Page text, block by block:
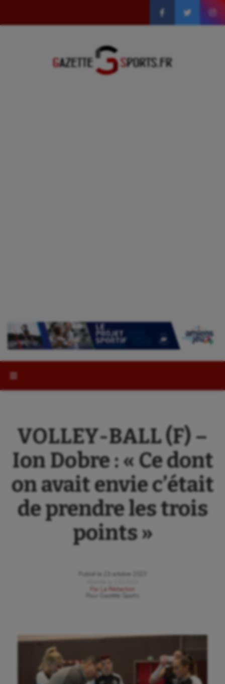
VOLLEY-BALL (F) –
Ion Dobre : « Ce dont
on avait envie c’était
de prendre les trois
points »
Publié le
23 octobre 2023
Par
La Rédaction
Gazette Sports